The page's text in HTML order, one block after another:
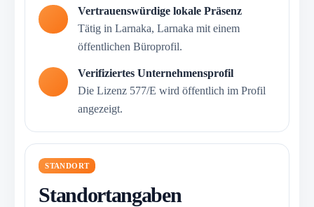
Vertrauenswürdige lokale Präsenz
Tätig in Larnaka, Larnaka mit einem
öffentlichen Büroprofil.
Verifiziertes Unternehmensprofil
Die Lizenz 577/E wird öffentlich im Profil
angezeigt.
STANDORT
Standortangaben